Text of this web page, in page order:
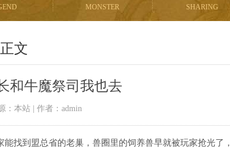
MONSTER SHARING
文
和牛魔祭司我也去
：本站 | 作者：admin
找到盟总省的老巢，兽圈里的饲养兽早就被玩家抢光了，